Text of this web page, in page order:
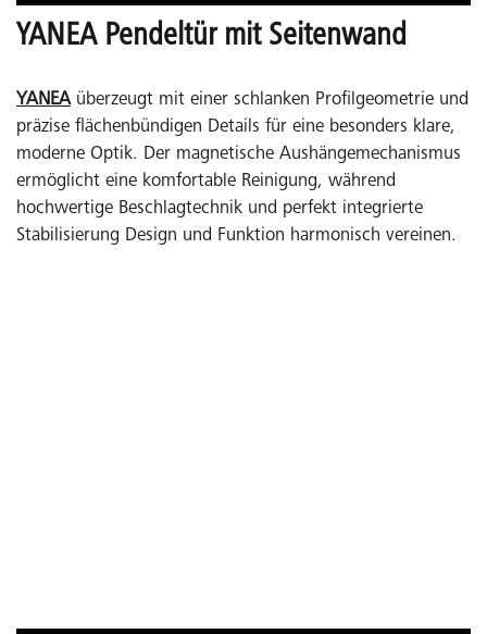
YANEA Pendeltür mit Seitenwand
YANEAüberzeugt mit einer schlanken Profilgeometrie und
präzise flächenbündigen Details für eine besonders klare,
moderne Optik. Der magnetische Aushängemechanismus
ermöglicht eine komfortable Reinigung, während
hochwertige Beschlagtechnik und perfekt integrierte
Stabilisierung Design und Funktion harmonisch vereinen.